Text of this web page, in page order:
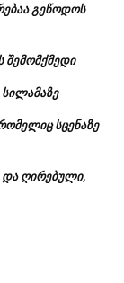
გეწოდოს
სცენაზე
და ღირებული,